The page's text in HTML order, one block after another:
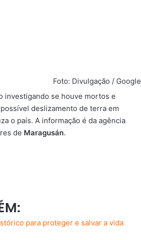
Foto: Divulgação / Google
investigando se houve mortos e
deslizamento de terra em
o país. A informação é da agência
de Maragusán.
para proteger e salvar a vida